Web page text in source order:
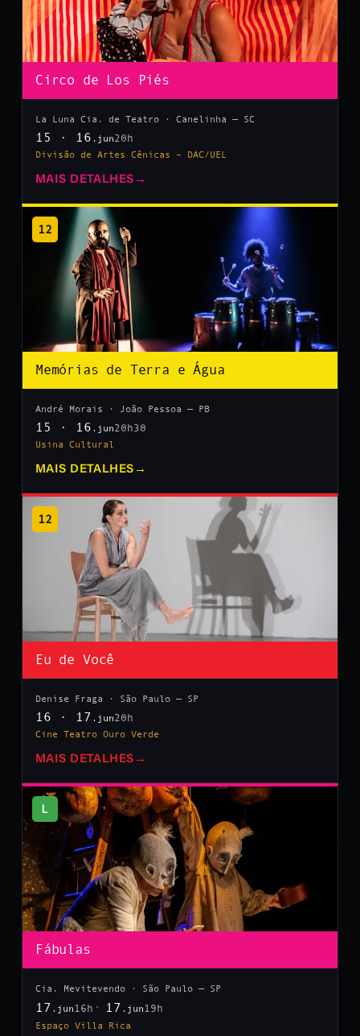
Circo de Los Piés
La Luna Cia. de Teatro · Canelinha — SC
15 · 16 .jun20h
Divisão de Artes Cênicas – DAC/UEL
MAIS DETALHES →
12
Memórias de Terra e Água
André Morais · João Pessoa — PB
15 · 16 .jun20h30
Usina Cultural
MAIS DETALHES →
12
Eu de Você
Denise Fraga · São Paulo — SP
16 · 17 .jun20h
Cine Teatro Ouro Verde
MAIS DETALHES →
L
Fábulas
Cia. Mevitevendo · São Paulo — SP
17 .jun 16h 17 .jun 19h
Espaço Villa Rica